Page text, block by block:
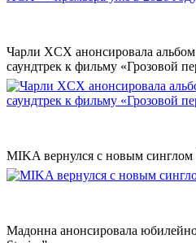
Чарли XCX анонсировала
саундтрек к фильму «Грозовой
MIKA вернулся с новым синглом
Мадонна анонсировала